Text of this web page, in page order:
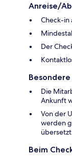
Anreise/
Check-in
Der
Die
Ankunft
Von der
werden
Beim